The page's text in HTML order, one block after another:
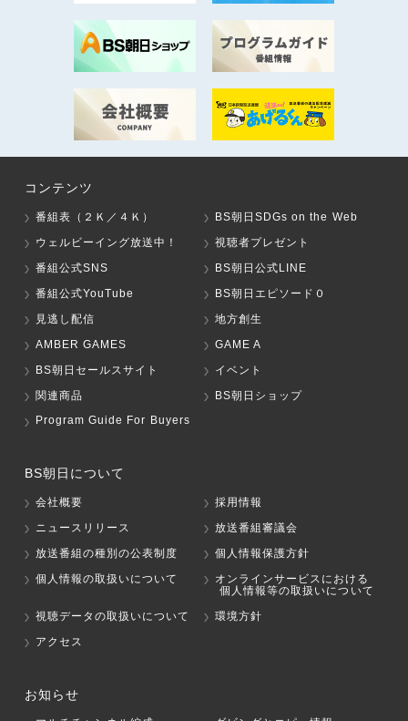
コンテンツ
番組表（２Ｋ／４Ｋ）
BS朝日SDGs on the Web
ウェルビーイング放送中！
視聴者プレゼント
番組公式SNS
BS朝日公式LINE
番組公式YouTube
BS朝日エピソード０
見逃し配信
地方創生
AMBER GAMES
GAME A
BS朝日セールスサイト
イベント
関連商品
BS朝日ショップ
Program Guide For Buyers
BS朝日について
会社概要
採用情報
ニュースリリース
放送番組審議会
放送番組の種別の公表制度
個人情報保護方針
個人情報の取扱いについて
オンラインサービスにおける
個人情報等の取扱いについて
視聴データの取扱いについて
環境方針
アクセス
お知らせ